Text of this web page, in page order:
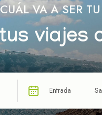
VA A SER
viajes
Entrada